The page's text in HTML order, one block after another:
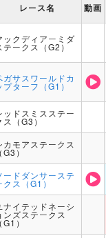
レース名 動画
ックディアーミダ
テークス（G2）
ガサスワールドカ
プターフ（G1）
ッドスミスステー
ス（G3）
カモアステークス
G3）
ードダンサーステ
クス（G1）
ナイテッドネーシ
ンズステークス
G1）